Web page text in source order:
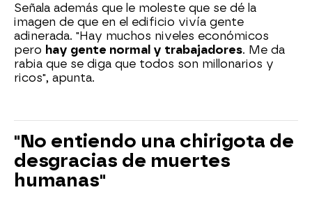
Señala además que le moleste que se dé la
imagen de que en el edificio vivía gente
adinerada. "Hay muchos niveles económicos
pero hay gente normal y trabajadores. Me da
rabia que se diga que todos son millonarios y
ricos", apunta.
"No entiendo una chirigota de
desgracias de muertes
humanas"